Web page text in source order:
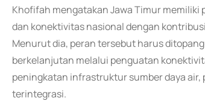
Khofifah mengatakan Jawa Timur
dan konektivitas nasional dengan
Menurut dia, peran tersebut harus
berkelanjutan melalui penguatan
peningkatan infrastruktur sumber daya
terintegrasi.